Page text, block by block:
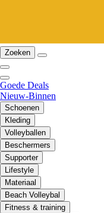
Zoeken
Goede Deals
Nieuw-Binnen
Schoenen
Kleding
Volleyballen
Beschermers
Supporter
Lifestyle
Materiaal
Beach Volleybal
Fitness & training